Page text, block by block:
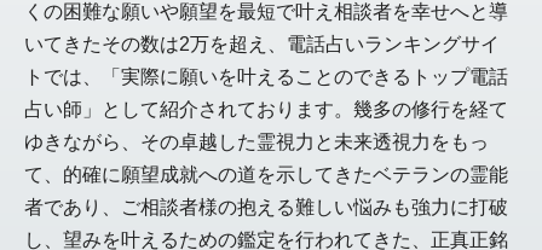
くの困難な願いや願望を最短で叶え相談者を幸せへと導
いてきたその数は2万を超え、電話占いランキングサイ
トでは、「実際に願いを叶えることのできるトップ電話
占い師」として紹介されております。幾多の修行を経て
ゆきながら、その卓越した霊視力と未来透視力をもっ
て、的確に願望成就への道を示してきたベテランの霊能
者であり、ご相談者様の抱える難しい悩みも強力に打破
し、望みを叶えるための鑑定を行われてきた、正真正銘